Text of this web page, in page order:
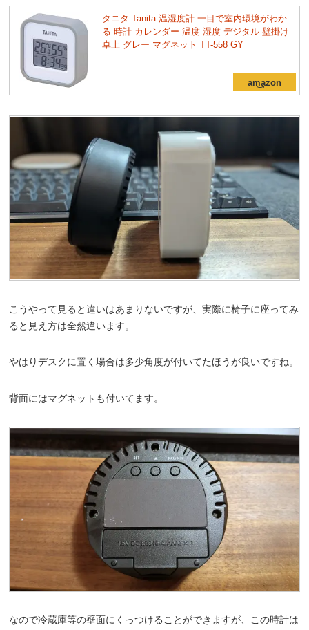
タニタ Tanita 温湿度計 一目で室内環境がわか
る 時計 カレンダー 温度 湿度 デジタル 壁掛け
卓上 グレー マグネット TT-558 GY
こうやって見ると違いはあまりないですが、実際に椅子に座ってみ
ると見え方は全然違います。
やはりデスクに置く場合は多少角度が付いてたほうが良いですね。
背面にはマグネットも付いてます。
なので冷蔵庫等の壁面にくっつけることができますが、この時計は